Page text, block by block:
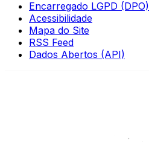
Encarregado LGPD (DPO)
Acessibilidade
Mapa do Site
RSS Feed
Dados Abertos (API)